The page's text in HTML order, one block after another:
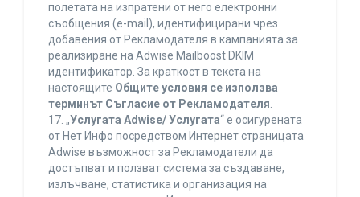
полетата на изпратени от него електронни
съобщения (e-mail), идентифицирани чрез
добавения от Рекламодателя в кампанията за
реализиране на Adwise Mailboost DKIM
идентификатор. За краткост в текста на
настоящите Общите условия се използва
терминът Съгласие от Рекламодателя.
17. „Услугата Adwise/ Услугата“ е осигурената
от Нет Инфо посредством Интернет страницата
Adwise възможност за Рекламодатели да
достъпват и ползват система за създаване,
излъчване, статистика и организация на